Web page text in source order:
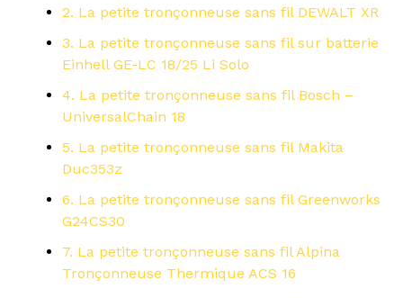
2. La petite tronçonneuse sans fil DEWALT XR
3. La petite tronçonneuse sans fil sur batterie
Einhell GE-LC 18/25 Li Solo
4. La petite tronçonneuse sans fil Bosch –
UniversalChain 18
5. La petite tronçonneuse sans fil Makita
Duc353z
6. La petite tronçonneuse sans fil Greenworks
G24CS30
7. La petite tronçonneuse sans fil Alpina
Tronçonneuse Thermique ACS 16